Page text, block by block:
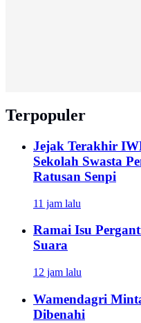
Terpopuler
Jejak Terakhir
Sekolah Swasta
Ratusan Senpi
11 jam lalu
Ramai Isu
Suara
12 jam lalu
Wamendagri
Dibenahi